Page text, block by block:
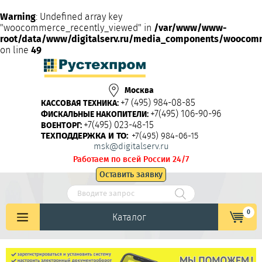
Warning: Undefined array key
"woocommerce_recently_viewed" in /var/www/www-
root/data/www/digitalserv.ru/media_components/
on line 49
Москва
КАССОВАЯ ТЕХНИКА: +7 (495) 984-08-85
ФИСКАЛЬНЫЕ НАКОПИТЕЛИ: +7(495) 106-90-96
ВОЕНТОРГ: +7(495) 023-48-15
ТЕХПОДДЕРЖКА И ТО: +7(495) 984-06-15
msk@digitalserv.ru
Работаем по всей России 24/7
Оставить заявку
Каталог 0